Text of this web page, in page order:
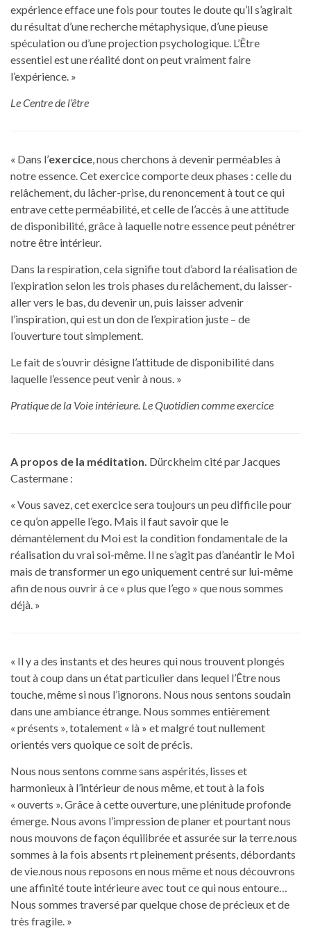
expérience efface une fois pour toutes le doute qu’il s’agirait
du résultat d’une recherche métaphysique, d’une pieuse
spéculation ou d’une projection psychologique. L’Être
essentiel est une réalité dont on peut vraiment faire
l’expérience. »
Le Centre de l’être
« Dans l’exercice, nous cherchons à devenir perméables à
notre essence. Cet exercice comporte deux phases : celle du
relâchement, du lâcher-prise, du renoncement à tout ce qui
entrave cette perméabilité, et celle de l’accès à une attitude
de disponibilité, grâce à laquelle notre essence peut pénétrer
notre être intérieur.
Dans la respiration, cela signifie tout d’abord la réalisation de
l’expiration selon les trois phases du relâchement, du laisser-
aller vers le bas, du devenir un, puis laisser advenir
l’inspiration, qui est un don de l’expiration juste – de
l’ouverture tout simplement.
Le fait de s’ouvrir désigne l’attitude de disponibilité dans
laquelle l’essence peut venir à nous. »
Pratique de la Voie intérieure. Le Quotidien comme exercice
A propos de la méditation. Dürckheim cité par Jacques
Castermane :
« Vous savez, cet exercice sera toujours un peu difficile pour
ce qu’on appelle l’ego. Mais il faut savoir que le
démantèlement du Moi est la condition fondamentale de la
réalisation du vrai soi-même. Il ne s’agit pas d’anéantir le Moi
mais de transformer un ego uniquement centré sur lui-même
afin de nous ouvrir à ce « plus que l’ego » que nous sommes
déjà. »
« Il y a des instants et des heures qui nous trouvent plongés
tout à coup dans un état particulier dans lequel l’Être nous
touche, même si nous l’ignorons. Nous nous sentons soudain
dans une ambiance étrange. Nous sommes entièrement
« présents », totalement « là » et malgré tout nullement
orientés vers quoique ce soit de précis.
Nous nous sentons comme sans aspérités, lisses et
harmonieux à l’intérieur de nous même, et tout à la fois
« ouverts ». Grâce à cette ouverture, une plénitude profonde
émerge. Nous avons l’impression de planer et pourtant nous
nous mouvons de façon équilibrée et assurée sur la terre.nous
sommes à la fois absents rt pleinement présents, débordants
de vie.nous nous reposons en nous même et nous découvrons
une affinité toute intérieure avec tout ce qui nous entoure…
Nous sommes traversé par quelque chose de précieux et de
très fragile. »